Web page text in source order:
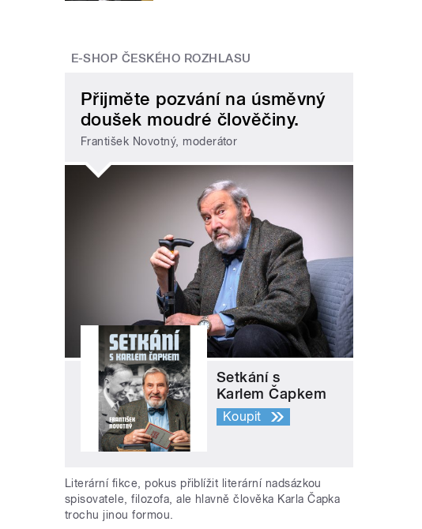
E-SHOP ČESKÉHO ROZHLASU
Přijměte pozvání na úsměvný
doušek moudré člověčiny.
František Novotný, moderátor
Setkání s
Karlem Čapkem
Koupit
Literární fikce, pokus přiblížit literární nadsázkou
spisovatele, filozofa, ale hlavně člověka Karla Čapka
trochu jinou formou.